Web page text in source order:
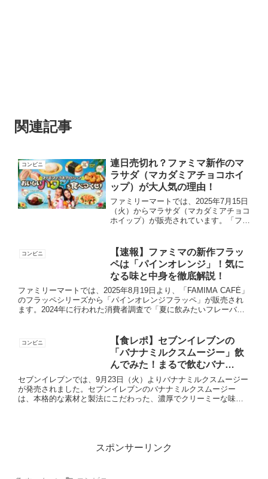
関連記事
コンビニ
連日売切れ？ファミマ新作のマ
ラサダ（マカダミアチョコホイ
ップ）が大人気の理由！
ファミリーマートでは、2025年7月15日
（火）からマラサダ（マカダミアチョコ
ホイップ）が販売されています。「ファ
て登場したマサラダは、発売初週で50
万個以上を販売し、...
コンビニ
【速報】ファミマの新作フラッ
ペは「パインオレンジ」！気に
なる味と中身を徹底解説！
ファミリーマートでは、2025年8月19日より、「FAMIMA CAFÉ」
のフラッペシリーズから「パインオレンジフラッペ」が販売され
ます。2024年に行われた消費者調査で「夏に飲みたいフレーバ
コンビニ
【食レポ】セブンイレブンの
「バナナミルクスムージー」飲
んでみた！まるで飲むバナ
ナ！？
セブンイレブンでは、9月23日（火）よりバナナミルクスムージー
が発売されました。セブンイレブンのバナナミルクスムージー
は、本格的な素材と製法にこだわった、濃厚でクリーミーな味わ
スポンサーリンク